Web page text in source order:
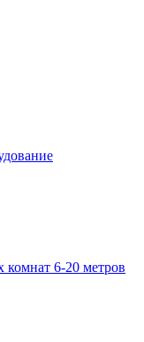
комнат 6-20 метров